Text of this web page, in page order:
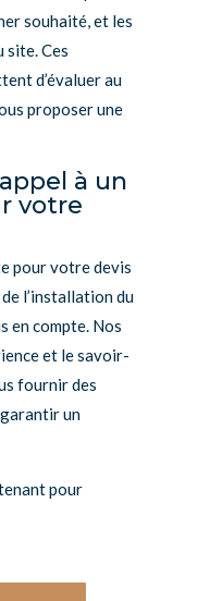
souhaité, et les
site. Ces
d’évaluer au
proposer une
à un
votre
pour votre devis
l’installation du
en compte. Nos
et le savoir-
fournir des
un
pour